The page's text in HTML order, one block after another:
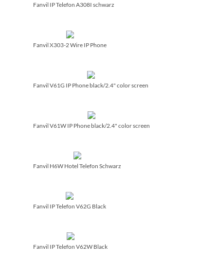
Fanvil IP Telefon A308I schwarz
Fanvil X303-2 Wire IP Phone
Fanvil V61G IP Phone black/­2.4" color screen
Fanvil V61W IP Phone black/­2.4" color screen
Fanvil H6W Hotel Telefon Schwarz
Fanvil IP Telefon V62G Black
Fanvil IP Telefon V62W Black